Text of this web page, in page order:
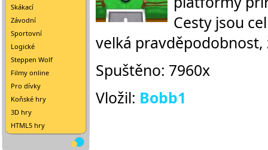
Skákací
Závodní
Sportovní
Logické
Steppen Wolf
Filmy online
Pro dívky
Koňské hry
3D hry
HTML5 hry
Cesty jsou
velká pravděpodobnost,
Spuštěno: 7960x
Vložil: Bobb1